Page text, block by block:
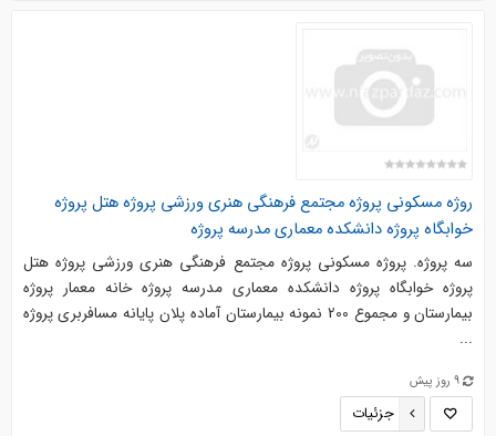
روژه مسکونی پروژه مجتمع فرهنگی هنری ورزشی پروژه هتل پروژه
خوابگاه پروژه دانشکده معماری مدرسه پروژه
سه پروژه. پروژه مسکونی پروژه مجتمع فرهنگی هنری ورزشی پروژه هتل
پروژه خوابگاه پروژه دانشکده معماری مدرسه پروژه خانه معمار پروژه
بیمارستان و مجموع 200 نمونه بیمارستان آماده پلان پایانه مسافربری پروژه
...
9 روز پیش
جزئیات